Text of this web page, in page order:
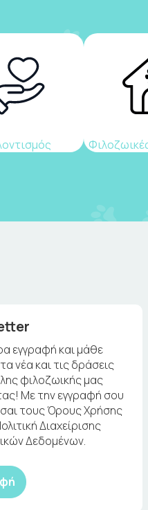
εγγραφή και μάθε
νέα και τις δράσεις
φιλοζωικής μας
Με την εγγραφή σου
τους Όρους Χρήσης
Διαχείρισης
Δεδομένων.